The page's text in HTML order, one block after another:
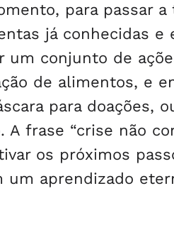
para passar a
já conhecidas e
um conjunto de
de alimentos, e
para doações,
frase “crise não
os próximos
um aprendizado